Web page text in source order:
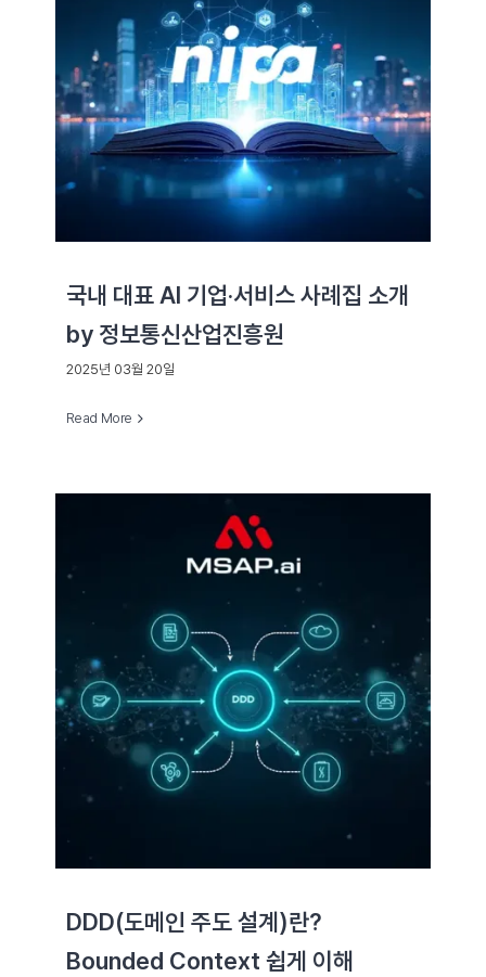
국내 대표 AI 기업·서비스 사례집 소개
by 정보통신산업진흥원
2025년 03월 20일
Read More
DDD(도메인 주도 설계)란?
Bounded Context 쉽게 이해